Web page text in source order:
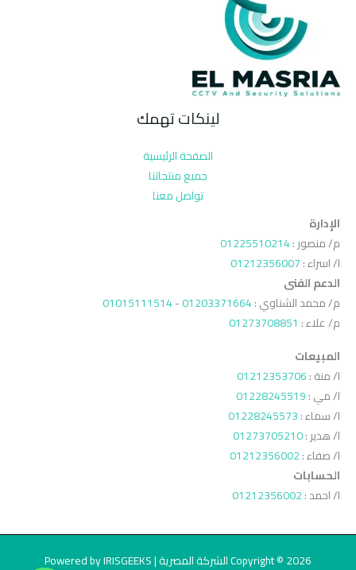
لينكات تهمك
الصفحة الرئيسية
جميع منتجاتنا
تواصل معنا
الإدارة
م/ منصور :01225510214
ا/ اسراء :01212356007
الدعم الفنى
م/ محمد الشناوي :01203371664
-
01015111514
م/ علاء : 01273708851
المبيعات
ا/ منة :01212353706
ا/ مي :01228245519
ا/ سماء :01228245573
ا/ هدير :01273705210
ا/ صفاء :01212356002
الحسابات
ا/ احمد :01212356002
Copyright © 2026 الشركة المصرية | Powered by IRISGEEKS